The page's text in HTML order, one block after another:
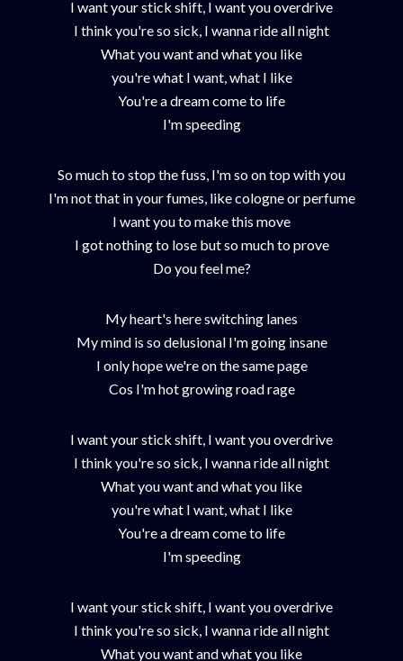
I want your stick shift, I want you overdrive
I think you're so sick, I wanna ride all night
What you want and what you like
you're what I want, what I like
You're a dream come to life
I'm speeding
So much to stop the fuss, I'm so on top with you
I'm not that in your fumes, like cologne or perfume
I want you to make this move
I got nothing to lose but so much to prove
Do you feel me?
My heart's here switching lanes
My mind is so delusional I'm going insane
I only hope we're on the same page
Cos I'm hot growing road rage
I want your stick shift, I want you overdrive
I think you're so sick, I wanna ride all night
What you want and what you like
you're what I want, what I like
You're a dream come to life
I'm speeding
I want your stick shift, I want you overdrive
I think you're so sick, I wanna ride all night
What you want and what you like